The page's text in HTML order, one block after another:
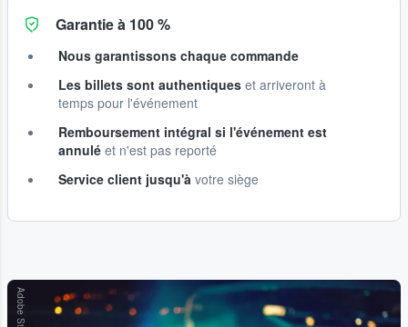
Garantie à 100 %
Nous garantissons chaque commande
Les billets sont authentiques et arriveront à
temps pour l'événement
Remboursement intégral si l'événement est
annulé et n'est pas reporté
Service client jusqu'à votre siège
Adobe Stock